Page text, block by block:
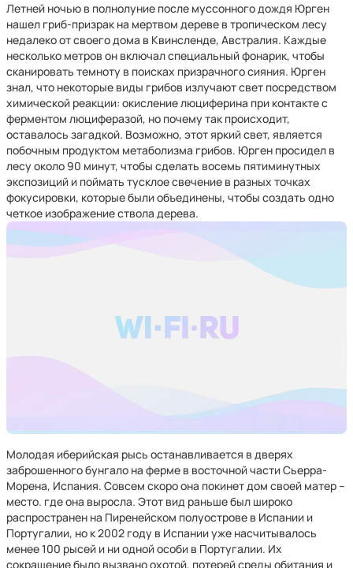
Летней ночью в полнолуние после муссонного дождя Юрген
нашел гриб-призрак на мертвом дереве в тропическом лесу
недалеко от своего дома в Квинсленде, Австралия. Каждые
несколько метров он включал специальный фонарик, чтобы
сканировать темноту в поисках призрачного сияния. Юрген
знал, что некоторые виды грибов излучают свет посредством
химической реакции: окисление люциферина при контакте с
ферментом люциферазой, но почему так происходит,
оставалось загадкой. Возможно, этот яркий свет, является
побочным продуктом метаболизма грибов. Юрген просидел в
лесу около 90 минут, чтобы сделать восемь пятиминутных
экспозиций и поймать тусклое свечение в разных точках
фокусировки, которые были объединены, чтобы создать одно
четкое изображение ствола дерева.
Молодая иберийская рысь останавливается в дверях
заброшенного бунгало на ферме в восточной части Сьерра-
Морена, Испания. Совсем скоро она покинет дом своей матер –
место. где она выросла. Этот вид раньше был широко
распространен на Пиренейском полуострове в Испании и
Португалии, но к 2002 году в Испании уже насчитывалось
менее 100 рысей и ни одной особи в Португалии. Их
сокращение было вызвано охотой, потерей среды обитания и